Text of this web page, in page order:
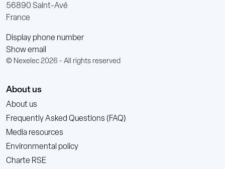
56890 Saint-Avé
France
Display phone number
Show email
© Nexelec 2026 - All rights reserved
About us
About us
Frequently Asked Questions (FAQ)
Media resources
Environmental policy
Charte RSE